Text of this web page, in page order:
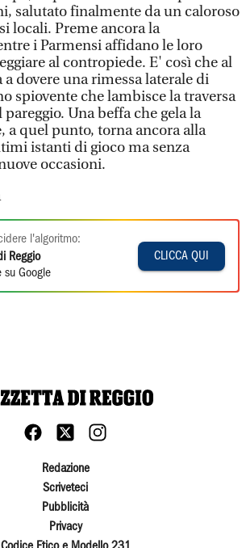
salutato finalmente da un caloroso
locali. Preme ancora la
i Parmensi affidano le loro
al contropiede. E' così che al
a dovere una rimessa laterale di
spiovente che lambisce la traversa
Una beffa che gela la
a quel punto, torna ancora alla
istanti di gioco ma senza
occasioni.
l'algoritmo:
Reggio
su Google
CLICCA QUI
Redazione
Scriveteci
Pubblicità
Privacy